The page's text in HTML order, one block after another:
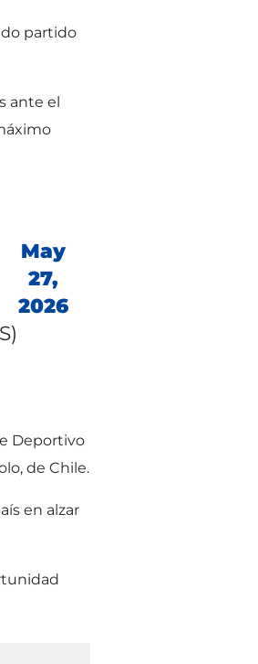
partido
ante el
May
27,
2026
Deportivo
de Chile.
en alzar